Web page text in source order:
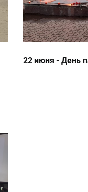
22 июня - День